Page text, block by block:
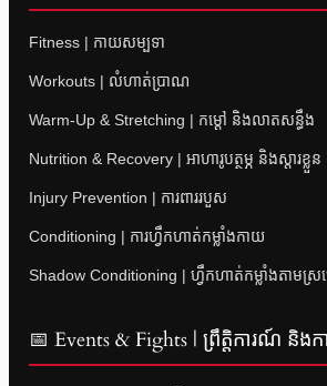
Fitness | កាយសម្បទា
Workouts | លំហាត់ប្រាណ
Warm-Up & Stretching | កម្តៅ និងលាតសន្ធឹង
Nutrition & Recovery | អាហារូបត្ថម្ភ និងស្តារខ្លួន
Injury Prevention | ការពាររបួស
Conditioning | ការហ្វឹកហាត់កម្លាំងកាយ
Shadow Conditioning | ហ្វឹកហាត់កម្លាំងតាមស្
📅 Events & Fights | ព្រឹត្តិការណ៍ និងក